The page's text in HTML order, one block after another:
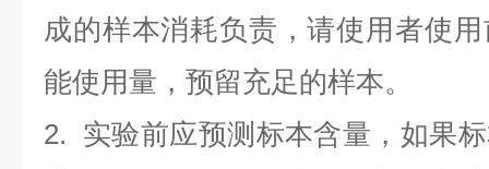
成的样本消耗负责，请使用者使
能使用量，预留充足的样本。
2. 实验前应预测标本含量，如果